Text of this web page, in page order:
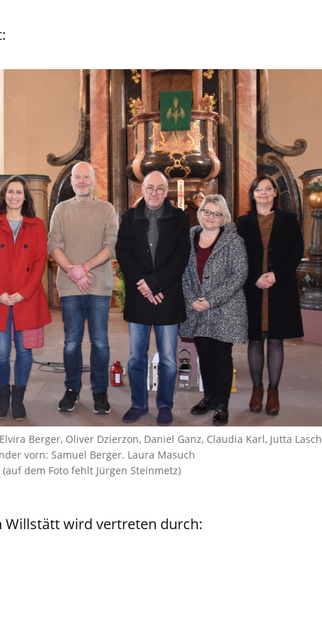
Berger, Oliver Dzierzon, Daniel Ganz, Claudia Karl, Jutta Lasch
vorn: Samuel Berger. Laura Masuch
(auf dem Foto fehlt Jürgen Steinmetz)
Willstätt wird vertreten durch: